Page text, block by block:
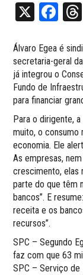
X
Álvaro Egea é
secretaria-geral
já integrou o
Fundo de
para financiar
Para o dirigente,
muito, o consumo
economia. Ele
As empresas,
crescimento, elas
parte do que têm
bancos”. E
receita e os
recursos”.
SPC – Segundo
faz com que 63
SPC – Serviço de